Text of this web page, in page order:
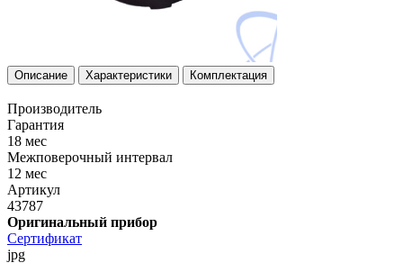
Описание Характеристики Комплектация
Производитель
Гарантия
18 мес
Межповерочный интервал
12 мес
Артикул
43787
Оригинальный прибор
Сертификат
jpg